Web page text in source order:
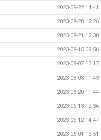
2023-09-22 14:41
2023-08-28 12:26
2023-08-21 12:30
2023-08-15 09:56
2023-08-07 13:17
2023-08-03 11:43
2023-06-20 11:44
2023-06-13 12:36
2023-06-12 14:47
2023-06-01 13:51